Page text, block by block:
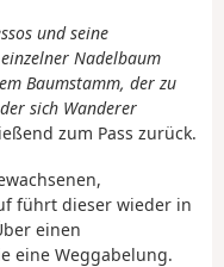
und seine
Nadelbaum
Baumstamm, der zu
sich Wanderer
zum Pass zurück.
führt dieser wieder in
einen
eine Weggabelung.